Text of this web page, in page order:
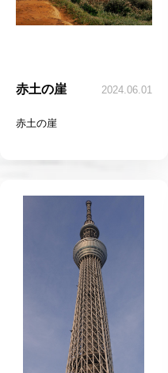
赤土の崖 2024.06.01
赤土の崖